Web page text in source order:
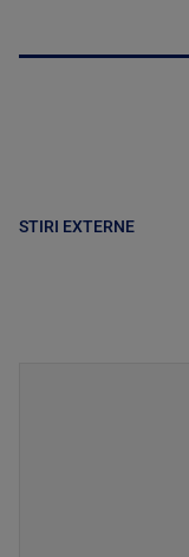
STIRI EXTERNE